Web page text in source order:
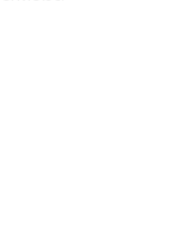
di pagamento